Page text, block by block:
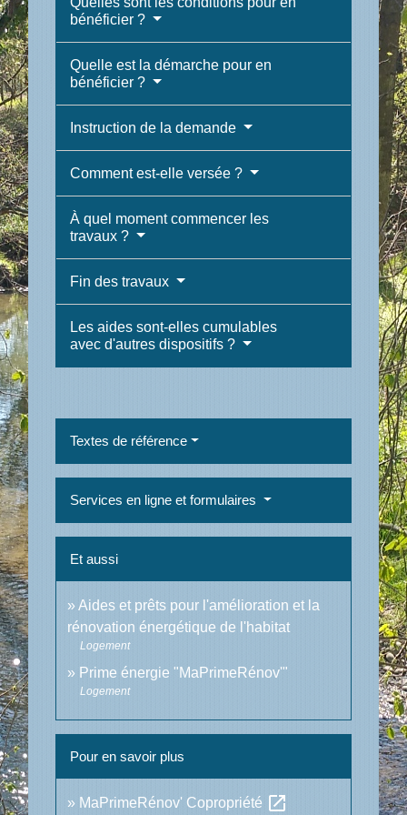
bénéficier ?
Quelle est la démarche pour en
bénéficier ?
Instruction de la demande
Comment est-elle versée ?
À quel moment commencer les
travaux ?
Fin des travaux
Les aides sont-elles cumulables
avec d'autres dispositifs ?
Textes de référence
Services en ligne et formulaires
Et aussi
Aides et prêts pour l'amélioration et la
rénovation énergétique de l'habitat
Logement
Prime énergie "MaPrimeRénov'"
Logement
Pour en savoir plus
MaPrimeRénov' Copropriété open_in_new